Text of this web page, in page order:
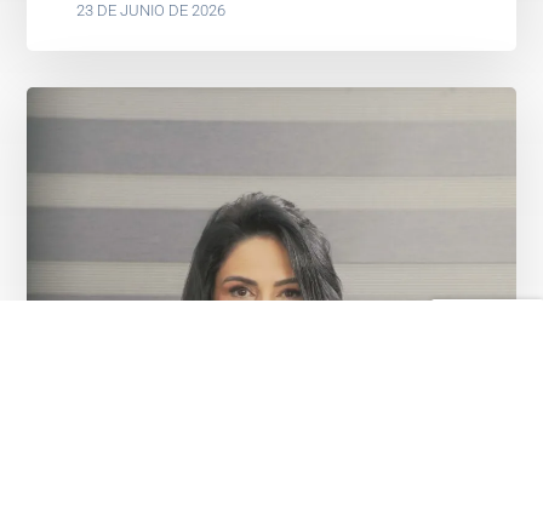
23 DE JUNIO DE 2026